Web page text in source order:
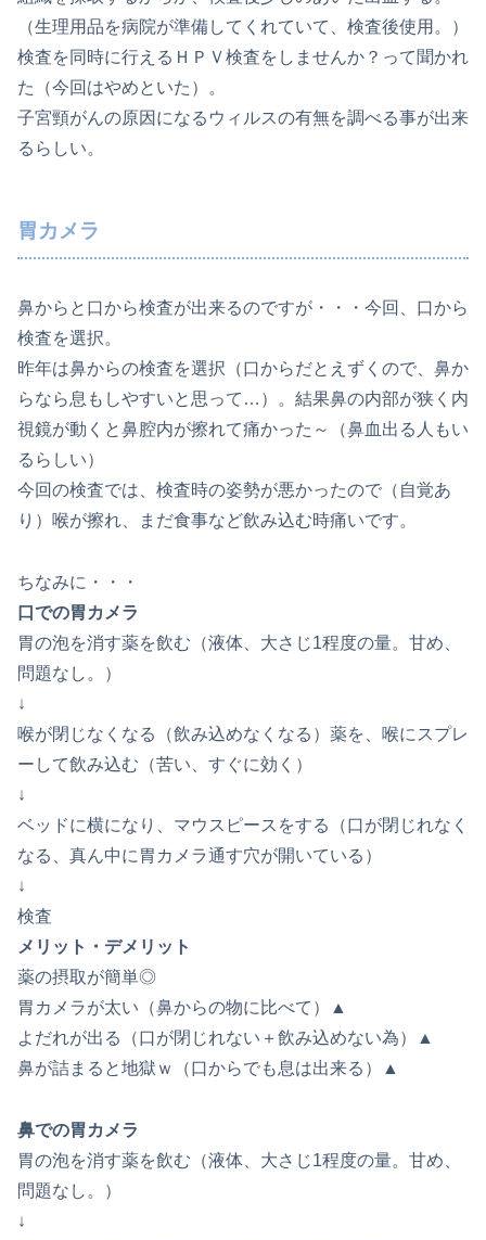
（生理用品を病院が準備してくれていて、検査後使用。）
検査を同時に行えるＨＰＶ検査をしませんか？って聞かれ
た（今回はやめといた）。
子宮頸がんの原因になるウィルスの有無を調べる事が出来
るらしい。
胃カメラ
鼻からと口から検査が出来るのですが・・・今回、口から
検査を選択。
昨年は鼻からの検査を選択（口からだとえずくので、鼻か
らなら息もしやすいと思って…）。結果鼻の内部が狭く内
視鏡が動くと鼻腔内が擦れて痛かった～（鼻血出る人もい
るらしい）
今回の検査では、検査時の姿勢が悪かったので（自覚あ
り）喉が擦れ、まだ食事など飲み込む時痛いです。
ちなみに・・・
口での胃カメラ
胃の泡を消す薬を飲む（液体、大さじ1程度の量。甘め、
問題なし。）
↓
喉が閉じなくなる（飲み込めなくなる）薬を、喉にスプレ
ーして飲み込む（苦い、すぐに効く）
↓
ベッドに横になり、マウスピースをする（口が閉じれなく
なる、真ん中に胃カメラ通す穴が開いている）
↓
検査
メリット・デメリット
薬の摂取が簡単◎
胃カメラが太い（鼻からの物に比べて）▲
よだれが出る（口が閉じれない＋飲み込めない為）▲
鼻が詰まると地獄ｗ（口からでも息は出来る）▲
鼻での胃カメラ
胃の泡を消す薬を飲む（液体、大さじ1程度の量。甘め、
問題なし。）
↓